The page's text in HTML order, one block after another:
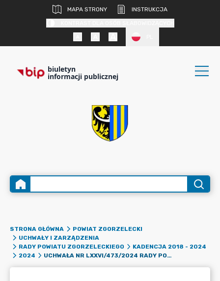
MAPA STRONY
INSTRUKCJA
biuletyn
informacji publicznej
STRONA GŁÓWNA
POWIAT ZGORZELECKI
UCHWAŁY I ZARZĄDZENIA
RADY POWIATU ZGORZELECKIEGO
KADENCJA 2018 - 2024
2024
UCHWAŁA NR LXXVI/473/2024 RADY POWIATU ZGORZELECKIEGO Z DNIA 25 KWIETNIA 2024 R. W SPRAWIE NADANIA ODZNAKI HONOROWEJ - "ZASŁUŻONY DLA POWIATU ZGORZELECKIEGO".